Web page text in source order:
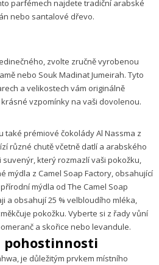
parfémech najdete tradiční arabské
nebo santalové dřevo.
zvolte zručně vyrobenou
nebo Souk Madinat Jumeirah. Tyto
a velikostech vám originálně
vzpomínky na vaši dovolenou.
také prémiové čokolády Al Nassma z
různé chutě včetně datlí a arabského
který rozmazlí vaši pokožku,
mýdla z Camel Soap Factory, obsahující
mýdla od The Camel Soap
a obsahují 25 % velbloudího mléka,
pokožku. Vyberte si z řady vůní
a skořice nebo levandule.
pohostinnosti
je důležitým prvkem místního